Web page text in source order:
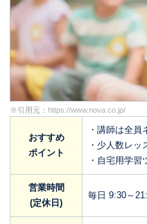
※引用元： https://www.nova.co.jp/
おすすめ
ポイント
・講師は全員
・少人数レッ
・自宅用学習
営業時間
(定休日)
毎日 9:30～